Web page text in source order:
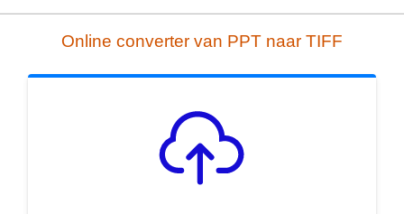
Online converter van PPT naar TIFF